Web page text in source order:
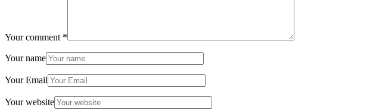
Your comment *
Your name
Your Email
Your website